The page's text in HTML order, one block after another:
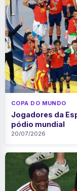
COPA DO MUNDO
Jogadores da
pódio mundial
20/07/2026